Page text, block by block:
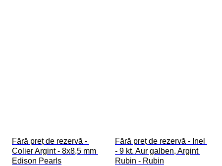
Fără preț de rezervă -
Colier Argint - 8x8,5 mm
Edison Pearls
Fără preț de rezervă - Inel
- 9 kt. Aur galben, Argint
Rubin - Rubin